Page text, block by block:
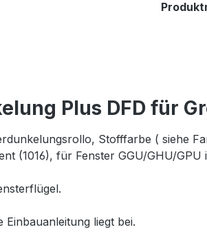
Plus DFD für
Stofffarbe ( siehe
(1016), für Fenster GGU/GHU/
liegt bei.